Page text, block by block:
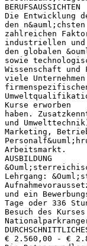
BERUFSAUSSICHTEN
Die Entwicklung
den
zahlreichen
industriellen und
den globalen
sowie
Wissenschaft und
viele
Kurse erworben
haben.
und
Marketing,
Arbeitsmarkt.
AUSBILDUNG
Lehrgang:
und ein
Tage oder 336
Besuch des
€ 2.560,00 - €